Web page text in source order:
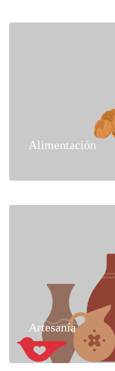
Alimentación
Artesanía